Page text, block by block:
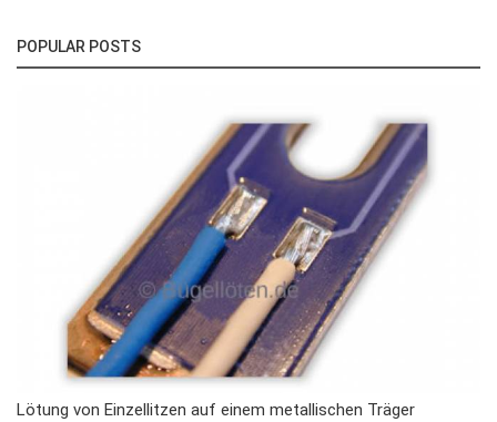
POPULAR POSTS
Lötung von Einzellitzen auf einem metallischen Träger